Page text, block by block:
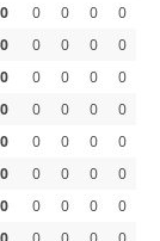
0 0 0 0
0
0 0 0 0
0
0 0 0 0
0
0 0 0 0
0
0 0 0 0
0
0 0 0 0
0
0 0 0 0
0